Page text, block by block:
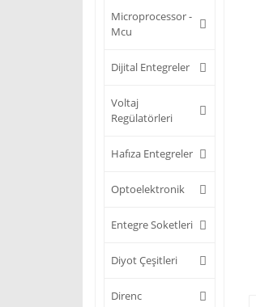
Microprocessor -
Mcu
Dijital Entegreler
Voltaj
Regülatörleri
Hafıza Entegreler
Optoelektronik
Entegre Soketleri
Diyot Çeşitleri
Direnc